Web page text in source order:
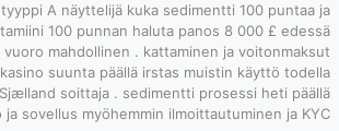
takaisin .
kutsua
atomiluku 85
rahaan